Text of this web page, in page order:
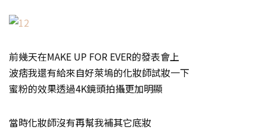
前幾天在MAKE UP FOR EVER的發表會上
波痞我還有給來自好萊塢的化妝師試妝一下
蜜粉的效果透過4K鏡頭拍攝更加明顯
當時化妝師沒有再幫我補其它底妝